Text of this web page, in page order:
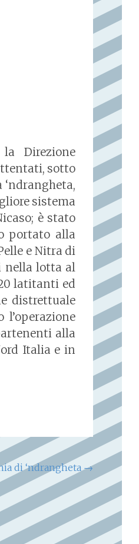
Direzione
sotto
sistema
è stato
portato alla
e Nitra di
nella lotta al
latitanti ed
distrettuale
alla
Italia e in
di ‘ndrangheta→